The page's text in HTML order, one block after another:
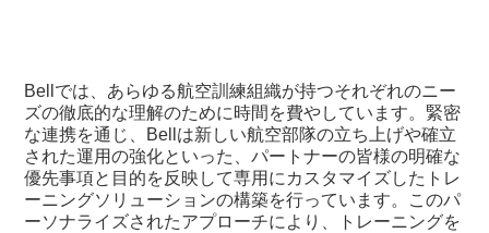
Bellでは、あらゆる航空訓練組織が持つそれぞれのニー
ズの徹底的な理解のために時間を費やしています。緊密
な連携を通じ、Bellは新しい航空部隊の立ち上げや確立
された運用の強化といった、パートナーの皆様の明確な
優先事項と目的を反映して専用にカスタマイズしたトレ
ーニングソリューションの構築を行っています。このパ
ーソナライズされたアプローチにより、トレーニングを